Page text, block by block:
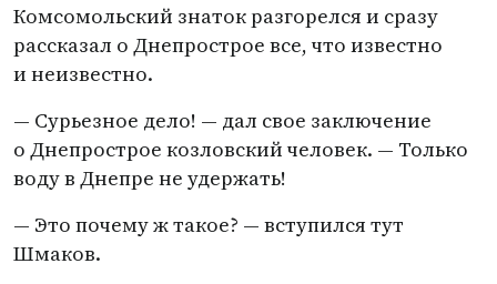
Комсомольский знаток разгорелся и сразу
рассказал о Днепрострое все, что известно
и неизвестно.
— Сурьезное дело! — дал свое заключение
о Днепрострое козловский человек. — Только
воду в Днепре не удержать!
— Это почему ж такое? — вступился тут
Шмаков.